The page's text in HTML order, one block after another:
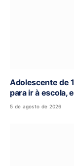
Adolescente de
para ir à escola,
5 de agosto de 2026